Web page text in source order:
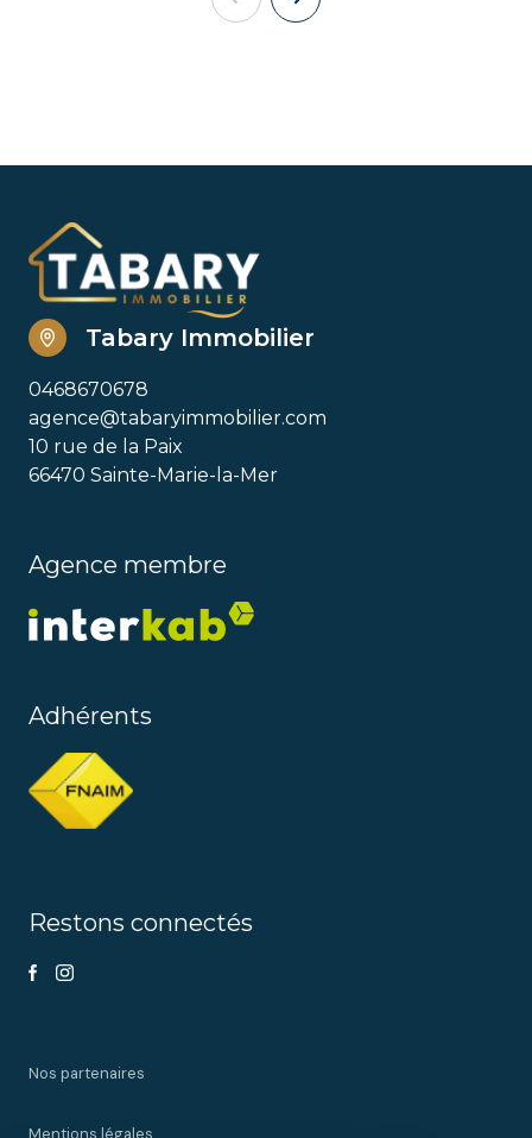
Tabary Immobilier
0468670678
agence@tabaryimmobilier.com
10 rue de la Paix
66470 Sainte-Marie-la-Mer
Agence membre
Adhérents
Restons connectés
Nos partenaires